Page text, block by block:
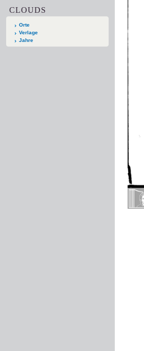
CLOUDS
Orte
Verlage
Jahre